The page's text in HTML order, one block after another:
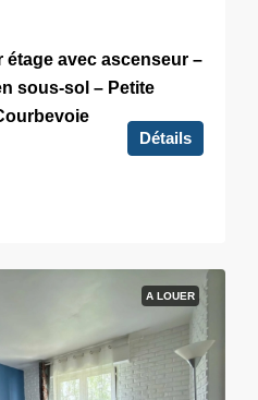
étage avec ascenseur –
sous-sol – Petite
Détails
A LOUER